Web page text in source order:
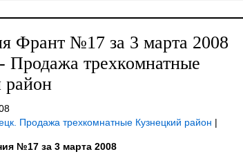
Франт №17 за 3 марта 2008
Продажа трехкомнатные
район
Продажа трехкомнатные Кузнецкий район |
№17 за 3 марта 2008